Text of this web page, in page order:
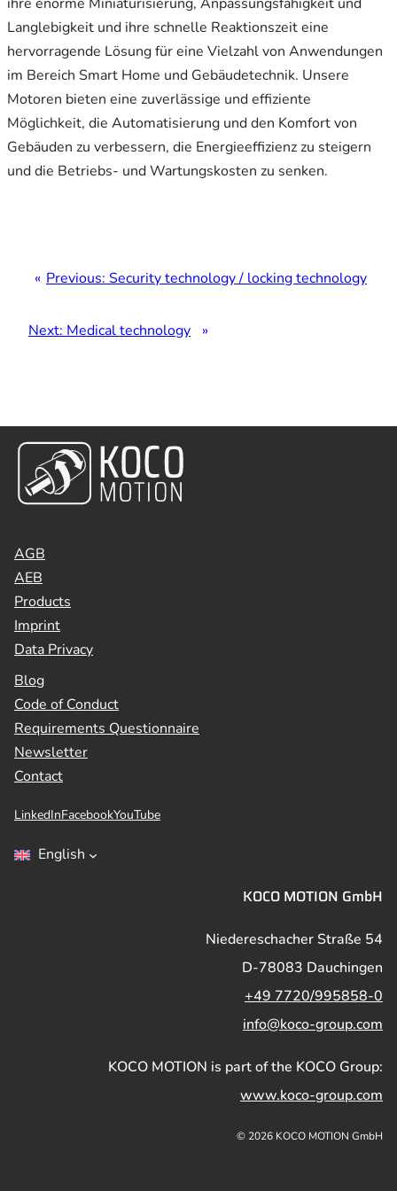
Unteren können die Antriebe beispielsweise für die präzise
Positionierung von Kameras, die Regelung von
Thermostaten und das Öffnen und Schließen von kleinen
Klappen in Belüftungssystemen verwendet werden. Mit
0,03W könnten auch Anwendungen mit dem haptischen
Feedback realisiert werden, wie die Vibration in
Fernbedienungen zur Verbesserung der Nutzerinteraktion.
In Bereichen, die mehr Leistung erfordern, können die
ermöglicht Mechanismen mit hoher Belastung, wie das
Langlebigkeit und ihre schnelle Reaktionszeit eine
hervorragende Lösung für eine Vielzahl von Anwendungen
im Bereich Smart Home und Gebäudetechnik. Unsere
Motoren bieten eine zuverlässige und effiziente
Möglichkeit, die Automatisierung und den Komfort von
Gebäuden zu verbessern, die Energieeffizienz zu steigern
und die Betriebs- und Wartungskosten zu senken.
Previous: Security technology / locking technology
Next: Medical technology
AGB
AEB
Products
Imprint
Data Privacy
Blog
Code of Conduct
Requirements Questionnaire
Newsletter
Contact
LinkedInFacebookYouTube
English
KOCO MOTION GmbH
Niedereschacher Straße 54
D-78083 Dauchingen
+49 7720/995858-0
info@koco-group.com
KOCO MOTION is part of the KOCO Group:
www.koco-group.com
© 2026 KOCO MOTION GmbH